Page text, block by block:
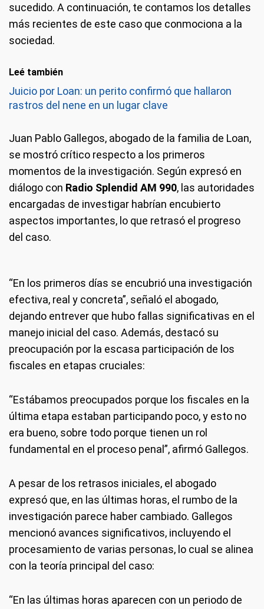
sucedido. A continuación, te contamos los detalles
más recientes de este caso que conmociona a la
sociedad.
Leé también
Juicio por Loan: un perito confirmó que hallaron
rastros del nene en un lugar clave
Juan Pablo Gallegos, abogado de la familia de Loan,
se mostró crítico respecto a los primeros
momentos de la investigación. Según expresó en
diálogo con Radio Splendid AM 990, las autoridades
encargadas de investigar habrían encubierto
aspectos importantes, lo que retrasó el progreso
del caso.
“En los primeros días se encubrió una investigación
efectiva, real y concreta”, señaló el abogado,
dejando entrever que hubo fallas significativas en el
manejo inicial del caso. Además, destacó su
preocupación por la escasa participación de los
fiscales en etapas cruciales:
“Estábamos preocupados porque los fiscales en la
última etapa estaban participando poco, y esto no
era bueno, sobre todo porque tienen un rol
fundamental en el proceso penal”, afirmó Gallegos.
A pesar de los retrasos iniciales, el abogado
expresó que, en las últimas horas, el rumbo de la
investigación parece haber cambiado. Gallegos
mencionó avances significativos, incluyendo el
procesamiento de varias personas, lo cual se alinea
con la teoría principal del caso:
“En las últimas horas aparecen con un periodo de